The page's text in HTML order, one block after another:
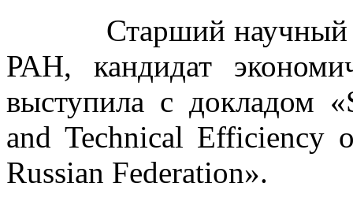
Старший научный
РАН, кандидат
выступила с докладом
and Technical Efficiency
Russian Federation».